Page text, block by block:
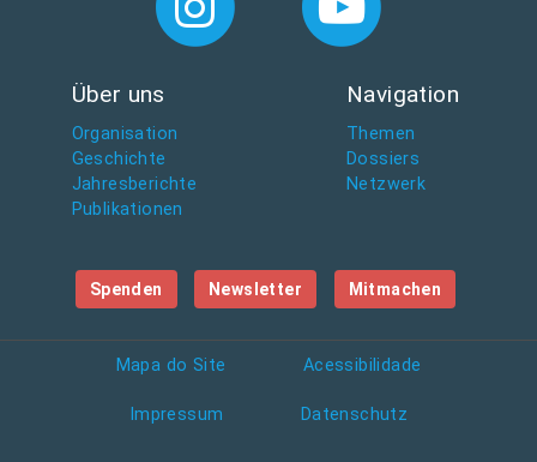
Über uns
Organisation
Geschichte
Jahresberichte
Publikationen
Navigation
Themen
Dossiers
Netzwerk
Spenden Newsletter Mitmachen
Mapa do Site Acessibilidade
Impressum Datenschutz